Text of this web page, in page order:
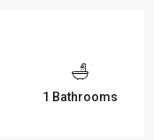
1 Bathrooms